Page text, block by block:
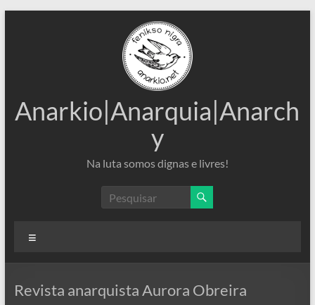
Anarkio|Anarquia|Anarch
y
Na luta somos dignas e livres!
Revista anarquista Aurora Obreira